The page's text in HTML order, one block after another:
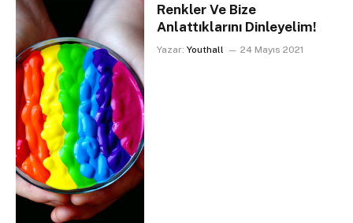
Renkler Ve Bize
Anlattıklarını Dinleyelim!
Yazar: Youthall 24 Mayıs 2021